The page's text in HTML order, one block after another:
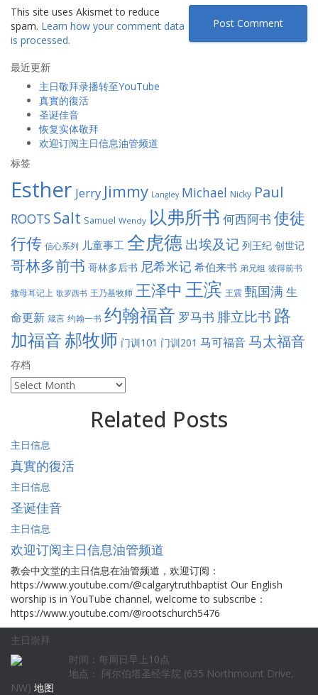
This site uses Akismet to reduce
spam. Learn how your comment data
is processed.
最近更新
主日敬拜录播转至YouTube
真實的復活
圣诞佳音
恢复实体敬拜
欢迎订阅主日信息油管频道
标签
Esther Jerry Jimmy Langley Michael Nicky Paul
ROOTS Salt Samuel Wendy 以弗所书 何西阿书 使徒
行传 信心系列 儿童事工 全虎德出埃及记 列王纪 创世记
哥林多前书 哥林多后书 尼希米记 希伯来书 弟兄组 彼得前书
撒母耳记上 歌罗西书 王乃基牧师 王泽中 王滨 王震 甄国满生
命更新 箴言 约翰一书 约翰福音 罗马书 腓立比书 路
加福音郝牧师 门训101 门训201 马可福音 马太福音
存档
存
档
Related Posts
主日信息
真實的復活
主日信息
圣诞佳音
主日信息
欢迎订阅主日信息油管频道
教会中文堂的主日信息在油管频道，欢迎订阅：
https://www.youtube.com/@calgarytruthbaptist Our English
worship is in YouTube channel, welcome to subscribe：
https://www.youtube.com/@rootschurch5476
主日崇拜
时间：每周日早上10点
地点： 阿尔伯塔圣经学院 (635 Northmount Drive,
NW) 地图